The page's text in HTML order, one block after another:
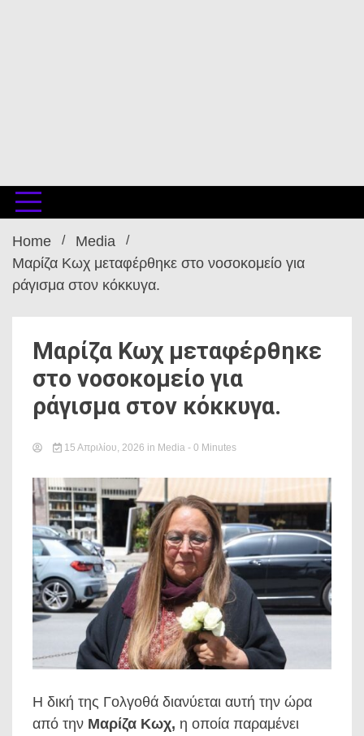
Home
Media
Μαρίζα Κωχ μεταφέρθηκε στο νοσοκομείο για
ράγισμα στον κόκκυγα.
Μαρίζα Κωχ μεταφέρθηκε
στο νοσοκομείο για
ράγισμα στον κόκκυγα.
15 Απριλίου, 2026 in Media - 0 Minutes
Η δική της Γολγοθά διανύεται αυτή την ώρα
από την Μαρίζα Κωχ, η οποία παραμένει